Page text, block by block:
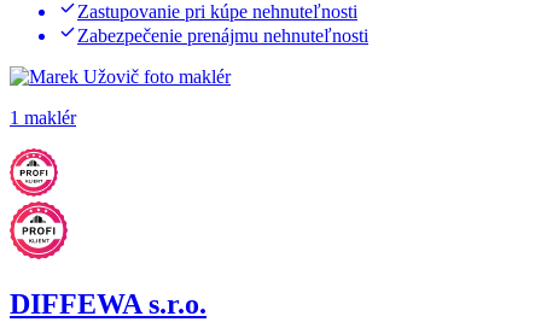
Zastupovanie pri kúpe nehnuteľnosti
Zabezpečenie prenájmu nehnuteľnosti
1 maklér
DIFFEWA s.r.o.